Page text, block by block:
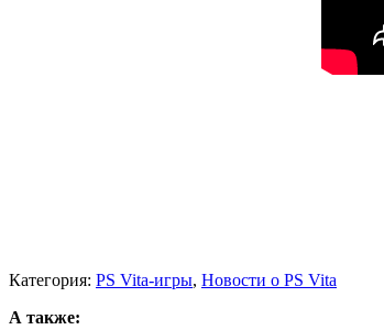
Категория: PS Vita-игры, Новости о PS Vita
А также: